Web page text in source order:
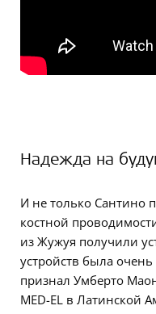
Надежда на
И не только Сантино
костной
из Жужуя получили
устройств была
признал Умберто
MED-EL в Латинской